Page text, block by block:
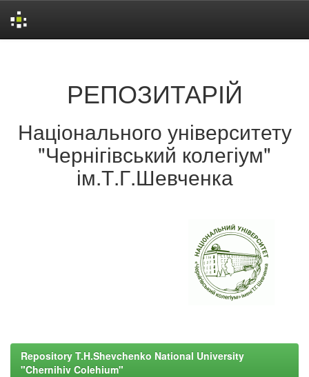
РЕПОЗИТАРІЙ
Національного університету
"Чернігівський колегіум"
ім.Т.Г.Шевченка
Repository T.H.Shevchenko National University
"Chernihiv Colehium"